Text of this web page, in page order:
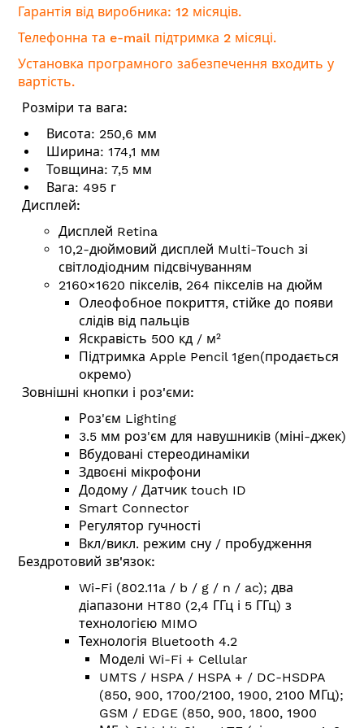
Гарантія від виробника: 12 місяців.
Телефонна та e-mail підтримка 2 місяці.
Установка програмного забезпечення входить у
вартість.
Розміри та вага:
Висота: 250,6 мм
Ширина: 174,1 мм
Товщина: 7,5 мм
Вага: 495 г
Дисплей:
Дисплей Retina
10,2-дюймовий дисплей Multi-Touch зі
світлодіодним підсвічуванням
2160×1620 пікселів, 264 пікселів на дюйм
Олеофобное покриття, стійке до появи
слідів від пальців
Яскравість 500 кд / м²
Підтримка Apple Pencil 1gen(продається
окремо)
Зовнішні кнопки і роз'єми:
Роз'єм Lighting
3.5 мм роз'єм для навушників (міні-джек)
Вбудовані стереодинаміки
Здвоєні мікрофони
Додому / Датчик touch ID
Smart Connector
Регулятор гучності
Вкл/викл. режим сну / пробудження
Бездротовий зв'язок:
Wi-Fi (802.11a / b / g / n / ac); два
діапазони HT80 (2,4 ГГц і 5 ГГц) з
технологією MIMO
Технологія Bluetooth 4.2
Моделі Wi-Fi + Cellular
UMTS / HSPA / HSPA + / DC-HSDPA
(850, 900, 1700/2100, 1900, 2100 МГц);
GSM / EDGE (850, 900, 1800, 1900